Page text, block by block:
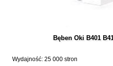
Bęben Oki B401
Wydajność: 25 000 stron